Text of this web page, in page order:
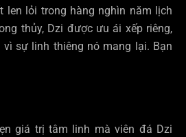
len lỏi trong hàng nghìn năm lịch
thủy, Dzi được ưu ái xếp riêng,
sự linh thiêng nó mang lại. Bạn
giá trị tâm linh mà viên đá Dzi